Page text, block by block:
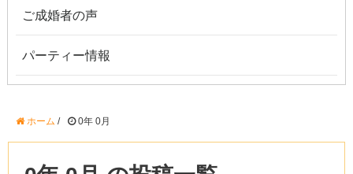
ご成婚者の声
パーティー情報
ホーム / 0年 0月